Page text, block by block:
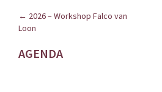
POST
NAVIGATION
← 2026 – Workshop Falco van
Loon
AGENDA